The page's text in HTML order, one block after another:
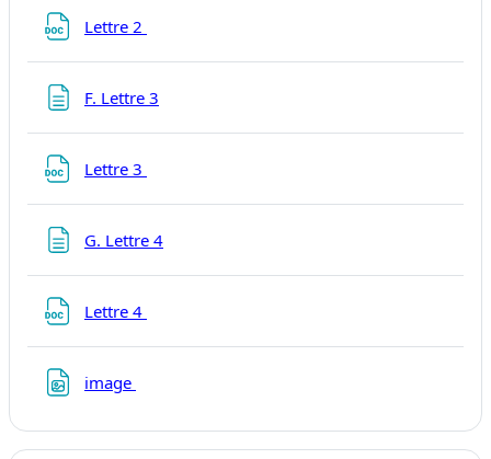
Lettre 2
F. Lettre 3
Lettre 3
G. Lettre 4Page
Lettre 4
image